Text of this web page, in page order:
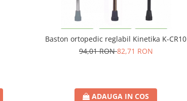
Baston ortopedic reglabil Kinetika K-CR10
94,01 RON82,71 RON
ADAUGA IN COS